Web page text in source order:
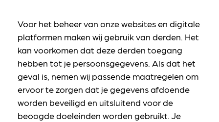
Voor het beheer van onze websites en digitale
platformen maken wij gebruik van derden. Het
kan voorkomen dat deze derden toegang
hebben tot je persoonsgegevens. Als dat het
geval is, nemen wij passende maatregelen om
ervoor te zorgen dat je gegevens afdoende
worden beveiligd en uitsluitend voor de
beoogde doeleinden worden gebruikt. Je